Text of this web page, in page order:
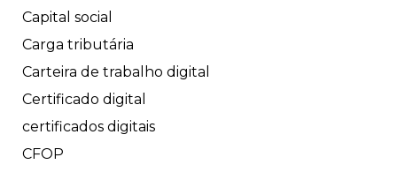
Capital social
Carga tributária
Carteira de trabalho digital
Certificado digital
certificados digitais
CFOP